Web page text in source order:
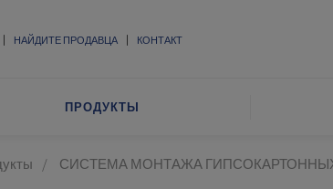
НАЙДИТЕ ПРОДАВЦА КОНТАКТ
ПРОДУКТЫ
СИСТЕМА МОНТАЖА ГИПСОКАРТОННЫХ